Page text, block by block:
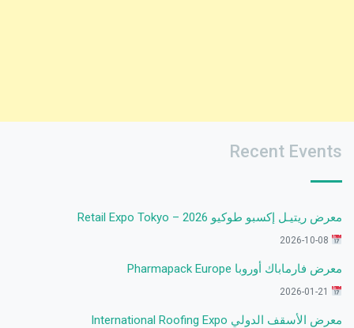
Recent Events
معرض ريتيـل إكسبو طوكيو 2026 – Retail Expo Tokyo
معرض فارماباك أوروبا Pharmapack Europe
معرض الأسقف الدولي International Roofing Expo